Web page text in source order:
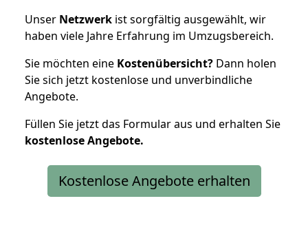
Unser Netzwerk ist sorgfältig ausgewählt, wir
haben viele Jahre Erfahrung im Umzugsbereich.
Sie möchten eine Kostenübersicht? Dann holen
Sie sich jetzt kostenlose und unverbindliche
Angebote.
Füllen Sie jetzt das Formular aus und erhalten Sie
kostenloseAngebote.
Kostenlose Angebote erhalten